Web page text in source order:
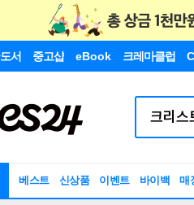
서 중고샵 eBook 크레마클럽
베스트 신상품 이벤트 바이백 매